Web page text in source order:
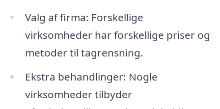
Valg af firma: Forskellige
virksomheder har forskellige priser og
metoder til tagrensning.
Ekstra behandlinger: Nogle
virksomheder tilbyder